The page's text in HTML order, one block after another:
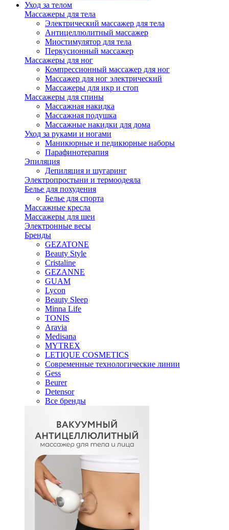
Уход за телом
Массажеры для тела
Электрический массажер для тела
Антицеллюлитный массажер
Миостимулятор для тела
Перкусионный массажер
Массажеры для ног
Компрессионный массажер для ног
Массажер для ног электрический
Массажеры для икр и стоп
Массажеры для спины
Массажная накидка
Массажная подушка
Массажные накидки для дома
Уход за руками и ногами
Маникюрные и педикюрные наборы
Парафинотерапия
Эпиляция
Депиляция и шугаринг
Электропростыни и термоодеяла
Белье для похудения
Белье для спорта
Массажные кресла
Массажеры для шеи
Электронные весы
Бренды
GEZATONE
Beauty Style
Cristaline
GEZANNE
GUAM
Lycon
Beauty Sleep
Minna Life
TONIS
Aravia
Medisana
MYTREX
LETIQUE COSMETICS
Современные технологические линии
Gess
Beurer
Detensor
Все бренды